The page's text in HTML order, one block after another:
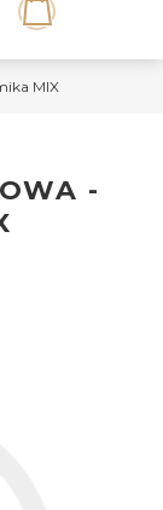
MIX
-